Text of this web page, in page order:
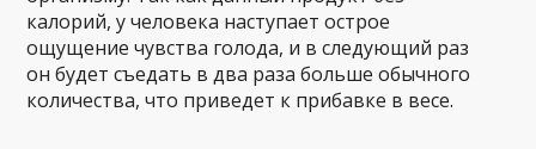
калорий, у человека наступает острое
ощущение чувства голода, и в следующий раз
он будет съедать в два раза больше обычного
количества, что приведет к прибавке в весе.